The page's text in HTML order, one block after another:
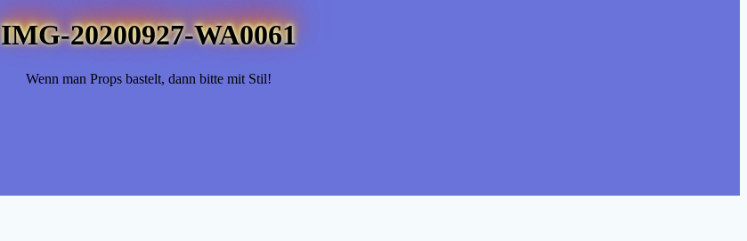
IMG-20200927-WA0061
Wenn man Props bastelt, dann bitte mit Stil!